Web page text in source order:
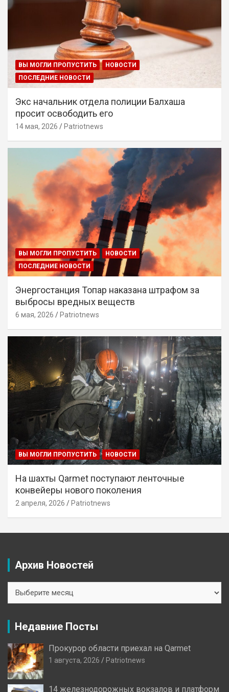
ВЫ МОГЛИ ПРОПУСТИТЬ
НОВОСТИ
ПОСЛЕДНИЕ НОВОСТИ
Экс начальник отдела полиции Балхаша
просит освободить его
14 мая, 2026 Patriotnews
ВЫ МОГЛИ ПРОПУСТИТЬ
НОВОСТИ
ПОСЛЕДНИЕ НОВОСТИ
Энергостанция Топар наказана штрафом за
выбросы вредных веществ
6 мая, 2026 Patriotnews
ВЫ МОГЛИ ПРОПУСТИТЬ НОВОСТИ
На шахты Qarmet поступают ленточные
конвейеры нового поколения
2 апреля, 2026 Patriotnews
Архив Новостей
Новостей
Недавние Посты
Прокурор области приехал на Qarmet
1 августа, 2026 Patriotnews
14 железнодорожных вокзалов и платформ